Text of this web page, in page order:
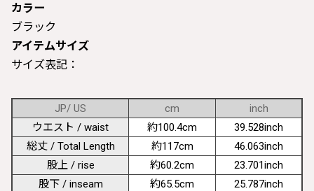
カラー
ブラック
アイテムサイズ
サイズ表記：
JP/ US cm
inch
ウエスト / waist
約100.4cm
39.528inch
総丈 / Total Length
約117cm
46.063inch
股上 / rise
約60.2cm
23.701inch
股下 / inseam
約65.5cm
25.787inch